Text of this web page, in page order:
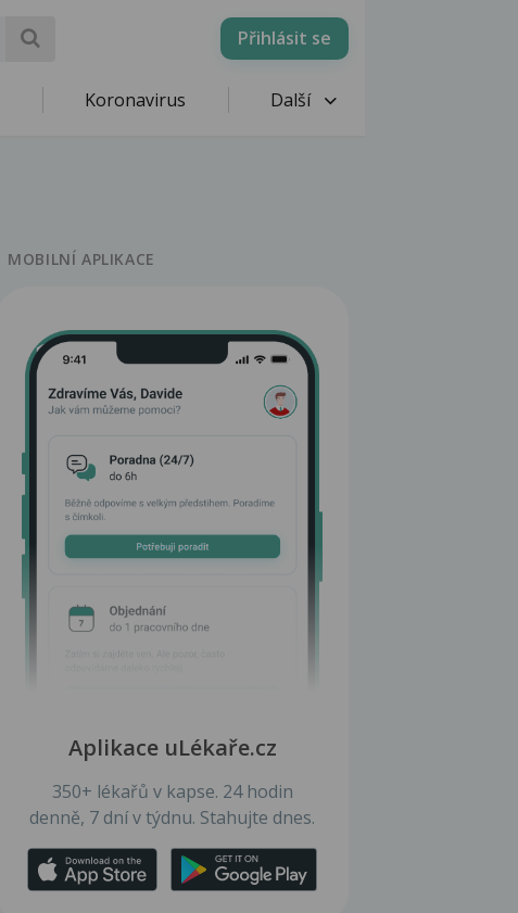
Přihlásit se
Koronavirus Další
MOBILNÍ APLIKACE
Aplikace uLékaře.cz
350+ lékařů v kapse. 24 hodin
denně, 7 dní v týdnu. Stahujte dnes.